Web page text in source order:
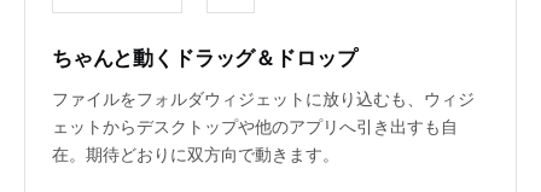
ちゃんと動くドラッグ＆ドロップ
ファイルをフォルダウィジェットに放り込むも、ウィジ
ェットからデスクトップや他のアプリへ引き出すも自
在。期待どおりに双方向で動きます。